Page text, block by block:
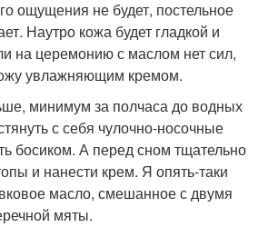
ощущения не будет, постельное
Наутро кожа будет гладкой и
на церемонию с маслом нет сил,
увлажняющим кремом.
минимум за полчаса до водных
с себя чулочно-носочные
босиком. А перед сном тщательно
и нанести крем. Я опять-таки
масло, смешанное с двумя
мяты.